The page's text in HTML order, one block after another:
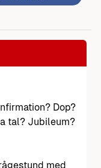
Dop?
tal? Jubileum?
med